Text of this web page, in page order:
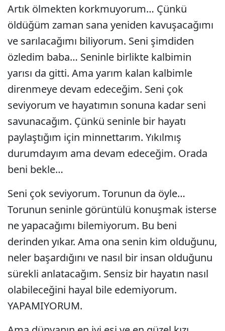
Artık ölmekten korkmuyorum… Çünkü
öldüğüm zaman sana yeniden kavuşacağımı
ve sarılacağımı biliyorum. Seni şimdiden
özledim baba… Seninle birlikte kalbimin
yarısı da gitti. Ama yarım kalan kalbimle
direnmeye devam edeceğim. Seni çok
seviyorum ve hayatımın sonuna kadar seni
savunacağım. Çünkü seninle bir hayatı
paylaştığım için minnettarım. Yıkılmış
durumdayım ama devam edeceğim. Orada
beni bekle…
Seni çok seviyorum. Torunun da öyle…
Torunun seninle görüntülü konuşmak isterse
ne yapacağımı bilemiyorum. Bu beni
derinden yıkar. Ama ona senin kim olduğunu,
neler başardığını ve nasıl bir insan olduğunu
sürekli anlatacağım. Sensiz bir hayatın nasıl
olabileceğini hayal bile edemiyorum.
YAPAMIYORUM.